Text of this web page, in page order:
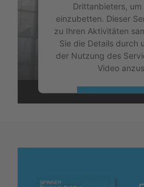
Drittanbieters, um
einzubetten. Dieser
zu Ihren Aktivitäten
Sie die Details durch
der Nutzung des
Video
Mehr
powered by